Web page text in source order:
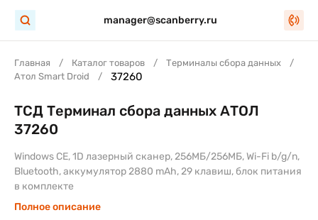
manager@scanberry.ru
Главная Каталог товаров
Терминалы сбора данных
Атол Smart Droid
37260
ТСД Терминал сбора данных АТОЛ
37260
Windows CE, 1D лазерный сканер, 256МБ/256МБ, Wi-Fi b/g/n,
Bluetooth, аккумулятор 2880 mAh, 29 клавиш, блок питания
в комплекте
Полное описание